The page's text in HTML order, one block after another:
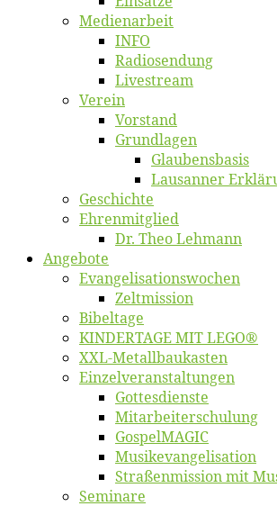
Me­di­en­ar­beit
INFO
Ra­dio­sen­dung
Live­stream
Ver­ein
Vor­stand
Grund­la­gen
Glaubens­ba­sis
Lausan­ner
Ge­schich­te
Eh­ren­mit­glied
Dr. Theo Lehmann
An­ge­bo­te
Evangelisa­tions­wo­chen
Zelt­mis­si­on
Bi­bel­ta­ge
KINDERTAGE MIT LEGO®
XXL-Me­­tal­l­­bau­­kas­­ten
Einzelver­an­stal­tungen
Got­tes­diens­te
Mitarbeiter­schulung
Gos­pel­MA­GIC
Musikevan­ge­li­sa­tion
Straßenmis­sion mit
Se­mi­na­re